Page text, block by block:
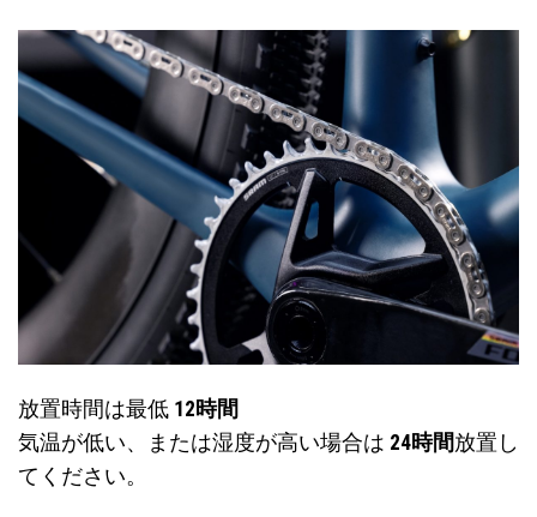
放置時間は最低 12時間
気温が低い、または湿度が高い場合は 24時間放置し
てください。